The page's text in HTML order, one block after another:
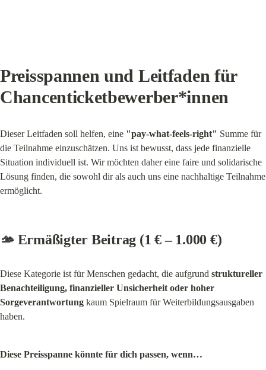
Preisspannen und Leitfaden für
Chancenticketbewerber*innen
Dieser Leitfaden soll helfen, eine "pay-what-feels-right" Summe für
die Teilnahme einzuschätzen. Uns ist bewusst, dass jede finanzielle
Situation individuell ist. Wir möchten daher eine faire und solidarische
Lösung finden, die sowohl dir als auch uns eine nachhaltige Teilnahme
ermöglicht.
🫴 Ermäßigter Beitrag (1 € – 1.000 €)
Diese Kategorie ist für Menschen gedacht, die aufgrund struktureller
Benachteiligung, finanzieller Unsicherheit oder hoher
Sorgeverantwortung kaum Spielraum für Weiterbildungsausgaben
haben.
Diese Preisspanne könnte für dich passen, wenn…